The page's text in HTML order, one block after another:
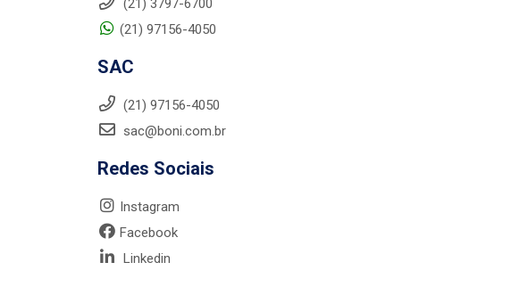
(21) 3797-6700
(21) 97156-4050
SAC
(21) 97156-4050
sac@boni.com.br
Redes Sociais
Instagram
Facebook
Linkedin